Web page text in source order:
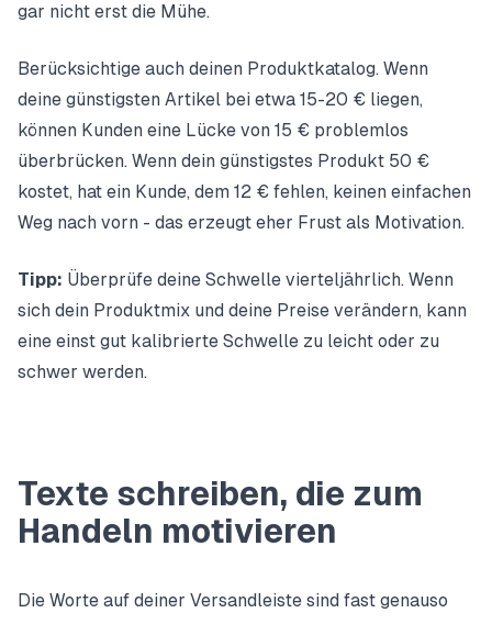
gar nicht erst die Mühe.
Berücksichtige auch deinen Produktkatalog. Wenn
deine günstigsten Artikel bei etwa 15-20 € liegen,
können Kunden eine Lücke von 15 € problemlos
überbrücken. Wenn dein günstigstes Produkt 50 €
kostet, hat ein Kunde, dem 12 € fehlen, keinen einfachen
Weg nach vorn - das erzeugt eher Frust als Motivation.
Tipp: Überprüfe deine Schwelle vierteljährlich. Wenn
sich dein Produktmix und deine Preise verändern, kann
eine einst gut kalibrierte Schwelle zu leicht oder zu
schwer werden.
Texte schreiben, die zum
Handeln motivieren
Die Worte auf deiner Versandleiste sind fast genauso